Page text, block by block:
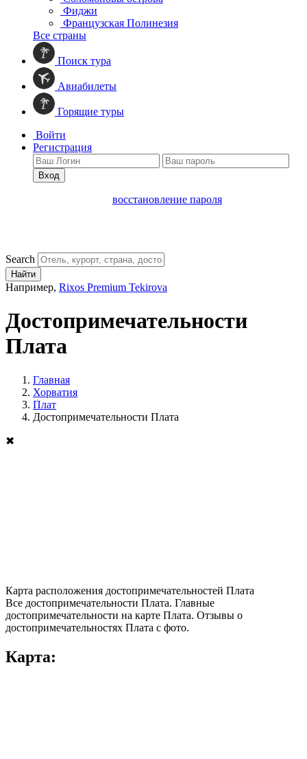
Фиджи
Французская Полинезия
Все страны
Поиск тура
Авиабилеты
Горящие туры
Войти
Регистрация
Вход
восстановление пароля
Search
Найти
Например, Rixos Premium Tekirova
Достопримечательности
Плата
Главная
Хорватия
Плат
Достопримечательности Плата
✖
Карта расположения достопримечательностей Плата
Все достопримечательности Плата. Главные
достопримечательности на карте Плата. Отзывы о
достопримечательностях Плата с фото.
Карта: